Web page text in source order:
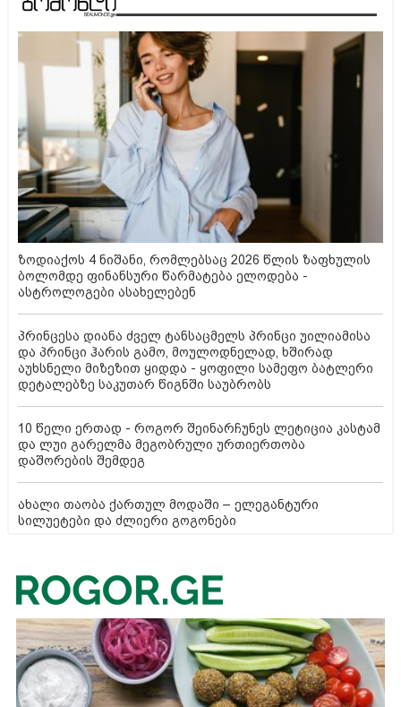
ზოდიაქოს 4 ნიშანი, რომლებსაც 2026 წლის ზაფხულის
ბოლომდე ფინანსური წარმატება ელოდება -
ასტროლოგები ასახელებენ
პრინცესა დიანა ძველ ტანსაცმელს პრინცი უილიამისა
და პრინცი ჰარის გამო, მოულოდნელად, ხშირად
აუხსნელი მიზეზით ყიდდა - ყოფილი სამეფო ბატლერი
დეტალებზე საკუთარ წიგნში საუბრობს
10 წელი ერთად - როგორ შეინარჩუნეს ლეტიცია კასტამ
და ლუი გარელმა მეგობრული ურთიერთობა
დაშორების შემდეგ
ახალი თაობა ქართულ მოდაში – ელეგანტური
სილუეტები და ძლიერი გოგონები